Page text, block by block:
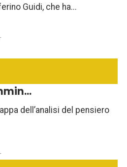
Guidi, che ha...
dell’analisi del pensiero